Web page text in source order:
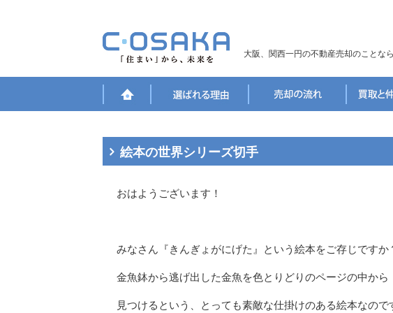
大阪、関西一円の不動産売却のことな
絵本の世界シリーズ切手
おはようございます！
みなさん『きんぎょがにげた』という絵本をご存じですか
金魚鉢から逃げ出した金魚を色とりどりのページの中から
見つけるという、とっても素敵な仕掛けのある絵本なので